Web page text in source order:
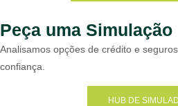
Peça uma Simulação
Analisamos opções de crédito e
confiança.
HUB DE